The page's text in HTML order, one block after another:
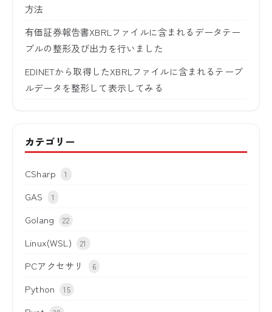
方法
有価証券報告書XBRLファイルに含まれるデータテー
ブルの整形及び出力を行いました
EDINETから取得したXBRLファイルに含まれるテーブ
ルデータを整形して表示してみる
カテゴリー
CSharp 1
GAS 1
Golang 22
Linux(WSL) 21
PCアクセサリ 6
Python 15